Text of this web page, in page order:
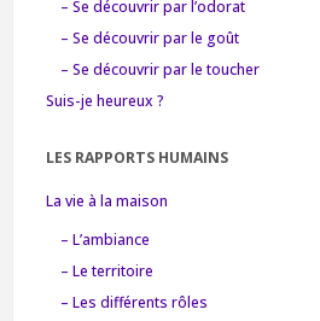
– Se découvrir par l’odorat
– Se découvrir par le goût
– Se découvrir par le toucher
Suis-je heureux ?
LES RAPPORTS HUMAINS
La vie à la maison
– L’ambiance
– Le territoire
– Les différents rôles